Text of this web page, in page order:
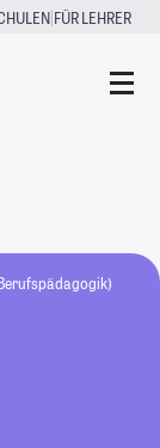
|FÜR LEHRER